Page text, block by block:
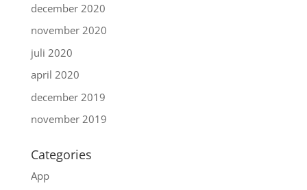
december 2020
november 2020
juli 2020
april 2020
december 2019
november 2019
Categories
App